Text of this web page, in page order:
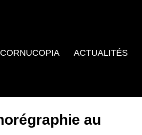
ACTUALITÉS
au